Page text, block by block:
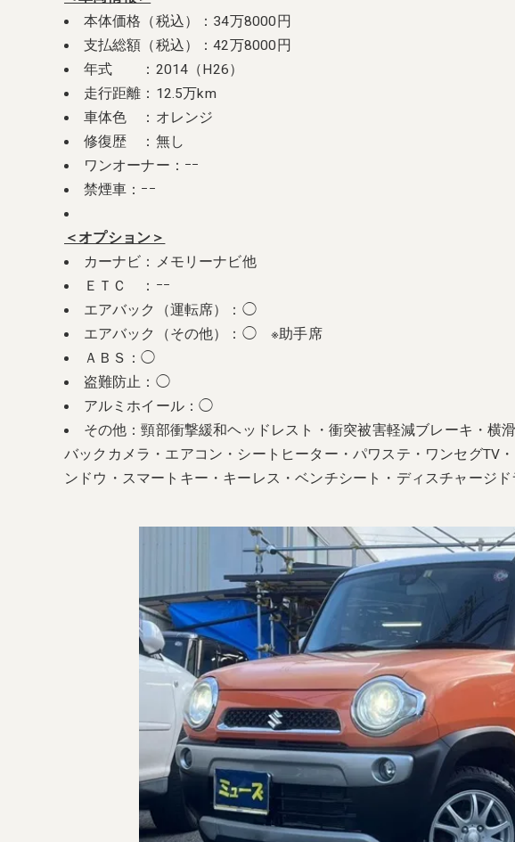
本体価格（税込）：34万8000円
支払総額（税込）：42万8000円
年式 ：2014（H26）
走行距離：12.5万km
車体色 ：オレンジ
修復歴 ：無し
ワンオーナー：ｰｰ
禁煙車：ｰｰ
＜オプション＞
カーナビ：メモリーナビ他
ＥＴＣ ：ｰｰ
エアバック（運転席）：◯
エアバック（その他）：◯ ※助手席
ＡＢＳ：◯
盗難防止：◯
アルミホイール：◯
その他：頸部衝撃緩和ヘッドレスト・衝突被害軽減ブレーキ・横
バックカメラ・エアコン・シートヒーター・パワステ・ワンセグTV
ンドウ・スマートキー・キーレス・ベンチシート・ディスチャージ